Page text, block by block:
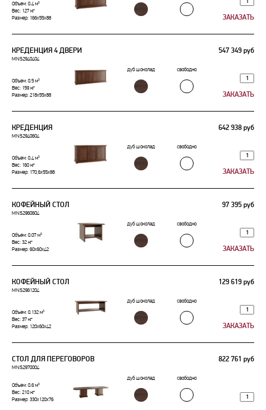
Объем: 0.4 м³
Вес: 127 кг
Размер: 166x55x88
КРЕДЕНЦИЯ 4 ДВЕРИ 547 349 руб
MNS2940404
дуб шоколад
свободно
Объем: 0.5 м³
Вес: 159 кг
Размер: 218x55x88
КРЕДЕНЦИЯ 642 938 руб
MNS2940604
дуб шоколад
свободно
Объем: 0.4 м³
Вес: 160 кг
Размер: 170,6x55x88
КОФЕЙНЫЙ СТОЛ 97 395 руб
MNS2960604
дуб шоколад
свободно
Объем: 0.07 м³
Вес: 32 кг
Размер: 60x60x42
КОФЕЙНЫЙ СТОЛ 129 619 руб
MNS2961204
дуб шоколад
свободно
Объем: 0.132 м³
Вес: 37 кг
Размер: 120x60x42
СТОЛ ДЛЯ ПЕРЕГОВОРОВ 822 761 руб
MNS2970004
дуб шоколад
свободно
Объем: 0.6 м³
Вес: 210 кг
Размер: 330x120x76